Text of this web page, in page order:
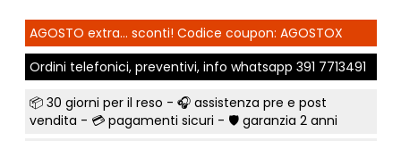
AGOSTO extra... sconti! Codice coupon: AGOSTOX
Ordini telefonici, preventivi, info whatsapp 391 7713491
📦 30 giorni per il reso - 🎧 assistenza pre e post
vendita - 💳 pagamenti sicuri - 🛡️ garanzia 2 anni